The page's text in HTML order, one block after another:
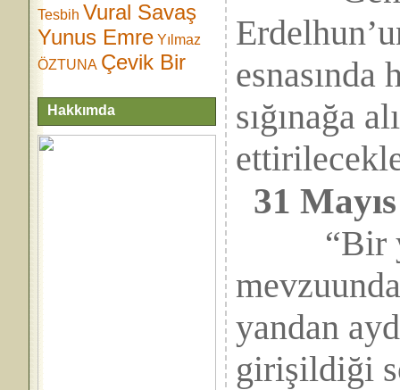
Tesbih Vural Savaş
Yunus Emre Yılmaz
ÖZTUNA Çevik Bir
Hakkımda
sığınağa
31
“Bir
yandan
girişildiği